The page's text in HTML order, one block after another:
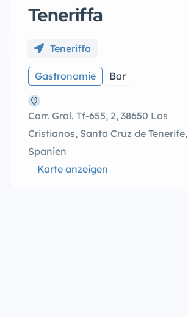
Teneriffa
Teneriffa
Gastronomie Bar
Carr. Gral. Tf-655, 2, 38650 Los
Cristianos, Santa Cruz de Tenerife,
Spanien
Karte anzeigen